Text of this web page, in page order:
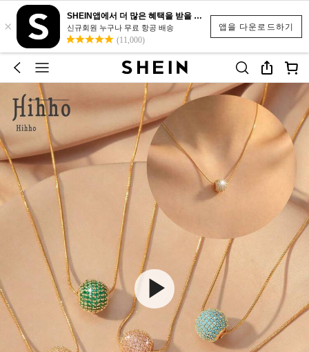
앱을 다운로드하기
×
SHEIN앱에서 더 많은 혜택을 받을 수 있어요.
신규회원 누구나 무료 항공 배송
(11,000)